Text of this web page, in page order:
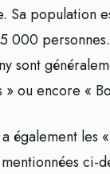
Sa population
000
sont
» ou encore «
également les
ci-